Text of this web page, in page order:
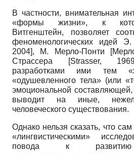
В частности, внимательная
«формы жизни», к
Витгенштейн, позволяет
феноменологических идей Э.
2004], М. Мерло-Понти
Страссера [Strasser,
разработками ими тем
«одушевленного тела» (или
эмоциональной
выводит на иные,
человеческого существования.
Однако нельзя сказать, что
«лингвистическими»
повода к развитию